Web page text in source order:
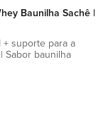
Baunilha Sachê |
+ suporte para a
Sabor baunilha